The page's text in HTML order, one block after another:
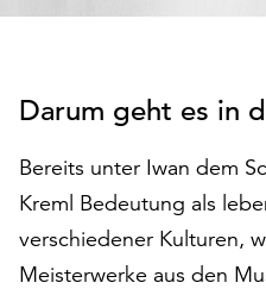
den
Seite
notwendig
sind
(funktionale
Cookies),
sowie
solche,
Darum geht es in
Bereits unter Iwan dem
Kreml Bedeutung als
verschiedener Kulturen,
Meisterwerke aus den